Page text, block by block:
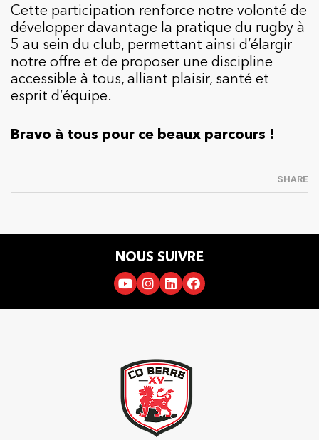
Cette participation renforce notre volonté de
développer davantage la pratique du rugby à
5 au sein du club, permettant ainsi d’élargir
notre offre et de proposer une discipline
accessible à tous, alliant plaisir, santé et
esprit d’équipe.
Bravo à tous pour ce beaux parcours !
SHARE
NOUS SUIVRE